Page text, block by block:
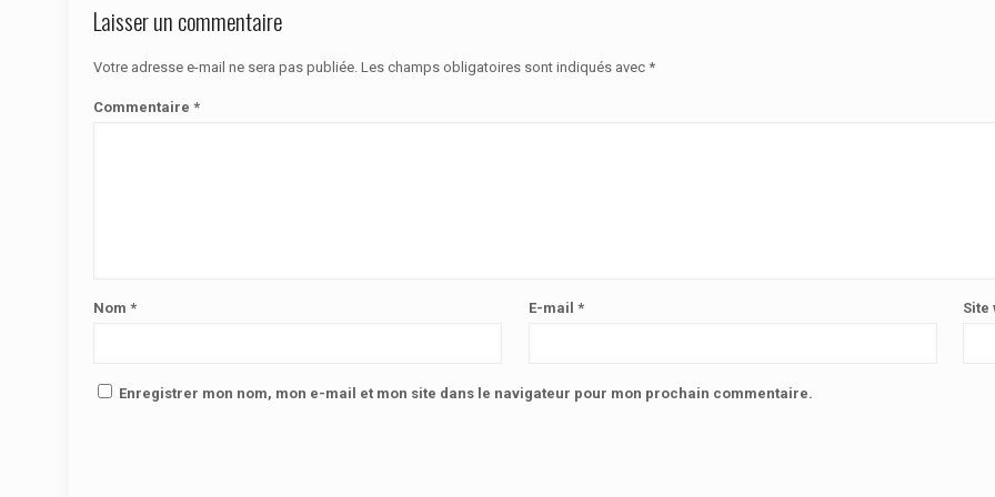
Laisser un commentaire
Votre adresse e-mail ne sera pas publiée. Les champs obligatoires sont indiqués avec *
Commentaire *
Nom * E-mail * Site
Enregistrer mon nom, mon e-mail et mon site dans le navigateur pour mon prochain commentaire.